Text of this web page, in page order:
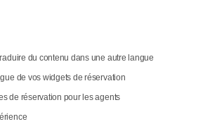
du contenu dans une autre langue
de vos widgets de réservation
de réservation pour les agents